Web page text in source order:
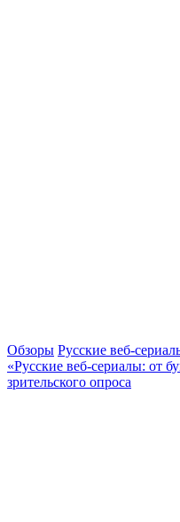
Обзоры Русские веб-
«Русские веб-сериалы: от
зрительского опроса